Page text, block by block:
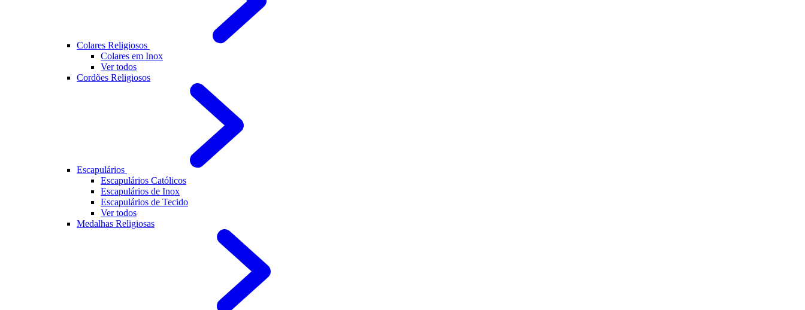
Colares Religiosos
Colares em Inox
Ver todos
Cordões Religiosos
Escapulários
Escapulários Católicos
Escapulários de Inox
Escapulários de Tecido
Ver todos
Medalhas Religiosas